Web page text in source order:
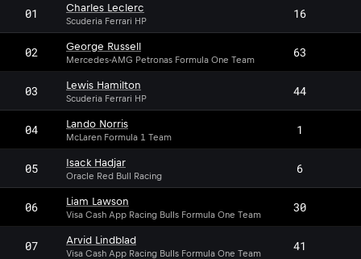
01 Charles Leclerc
Scuderia Ferrari HP 16
02 George Russell
Mercedes-AMG Petronas Formula One Team 63
03 Lewis Hamilton
Scuderia Ferrari HP 44
04 Lando Norris
McLaren Formula 1 Team 1
05 Isack Hadjar
Oracle Red Bull Racing 6
06 Liam Lawson
Visa Cash App Racing Bulls Formula One Team 30
07 Arvid Lindblad
Visa Cash App Racing Bulls Formula One Team 41